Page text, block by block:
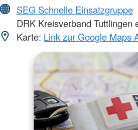
SEG Schnelle Einsatzgruppe
DRK Kreisverband Tuttlingen
Karte: Link zur Google Maps